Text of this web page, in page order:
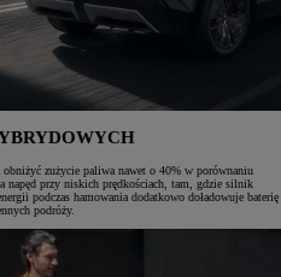
zużycie paliwa nawet o 40% w porównaniu
napęd przy niskich prędkościach, tam, gdzie silnik
podczas hamowania dodatkowo doładowuje baterię
podróży.